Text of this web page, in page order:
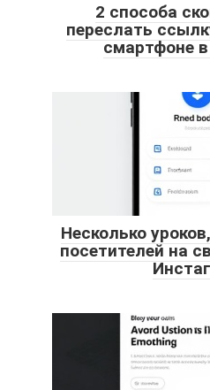
2 способа
переслать
смартфоне
Несколько
посетителей на